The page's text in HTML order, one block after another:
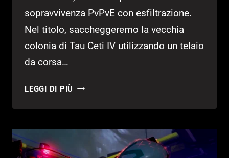
sopravvivenza PvPvE con esfiltrazione.
Nel titolo, saccheggeremo la vecchia
colonia di Tau Ceti IV utilizzando un telaio
da corsa…
LEGGI DI PIÙ GLI
MOSTRANO